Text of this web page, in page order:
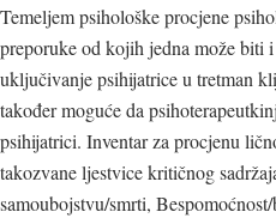
Temeljem psihološke procjene
preporuke od kojih jedna može biti
uključivanje psihijatrice u tretman
također moguće da
psihijatrici. Inventar za procjenu
takozvane ljestvice kritičnog
samoubojstvu/smrti,